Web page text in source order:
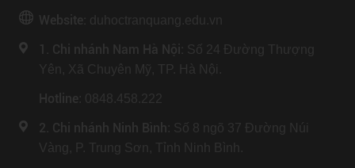
Website: duhoctranquang.edu.vn
1. Chi nhánh Nam Hà Nội: Số 24 Đường Thượng
Yên, Xã Chuyên Mỹ, TP. Hà Nội.
Hotline: 0848.458.222
2. Chi nhánh Ninh Bình: Số 8 ngõ 37 Đường Núi
Vàng, P. Trung Sơn, Tỉnh Ninh Bình.